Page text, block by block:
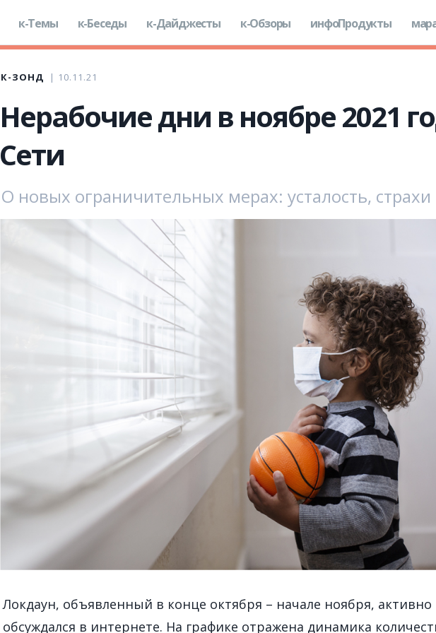
к-Темы к-Беседы к-Дайджесты к-Обзоры инфоПродукты
К-ЗОНД 10.11.21
Нерабочие дни в ноябре 2021
Сети
О новых ограничительных мерах: усталость,
Локдаун, объявленный в конце октября – начале ноября, активно
обсуждался в интернете. На графике отражена динамика